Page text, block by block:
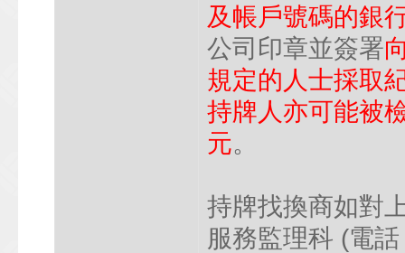
及帳戶號碼的銀
公司印章並簽署
規定的人士採取
持牌人亦可能被
元。
持牌找換商如對
服務監理科 (電